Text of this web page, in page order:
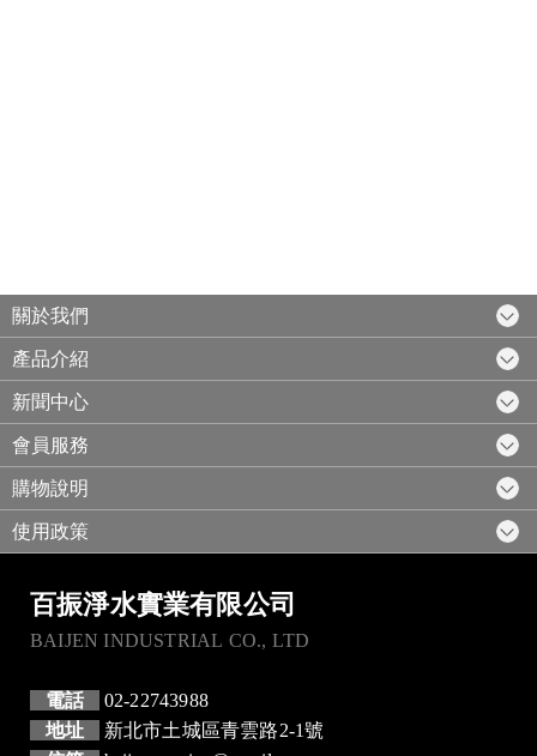
關於我們
產品介紹
新聞中心
會員服務
購物說明
使用政策
百振淨水實業有限公司
BAIJEN INDUSTRIAL CO., LTD
電話
02-22743988
地址
新北市土城區青雲路2-1號